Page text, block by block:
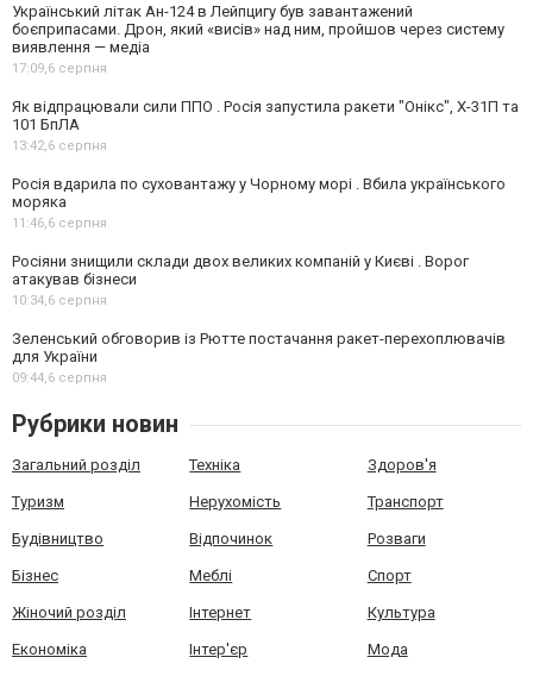
Український літак Ан-124 в Лейпцигу був завантажений
боєприпасами. Дрон, який «висів» над ним, пройшов через систему
виявлення — медіа
17:09,6 серпня
Як відпрацювали сили ППО . Росія запустила ракети "Онікс", Х-31П та
101 БпЛА
13:42,6 серпня
Росія вдарила по суховантажу у Чорному морі . Вбила українського
моряка
11:46,6 серпня
Росіяни знищили склади двох великих компаній у Києві . Ворог
атакував бізнеси
10:34,6 серпня
Зеленський обговорив із Рютте постачання ракет-перехоплювачів
для України
09:44,6 серпня
Рубрики новин
Загальний розділ Техніка Здоров'я
Туризм Нерухомість Транспорт
Будівництво Відпочинок Розваги
Бізнес Меблі Спорт
Жіночий розділ Інтернет Культура
Економіка Інтер'єр Мода